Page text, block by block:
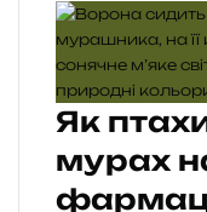
Як
мурах